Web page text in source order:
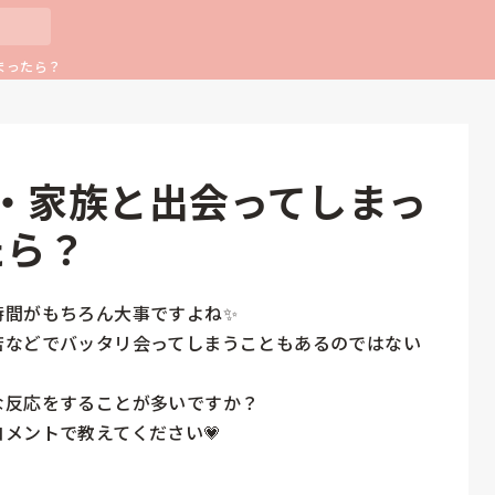
たら？
家族と出会ってしまっ
？
がもちろん大事ですよね✨
どでバッタリ会ってしまうこともあるのではない
応をすることが多いですか？
ントで教えてください💗